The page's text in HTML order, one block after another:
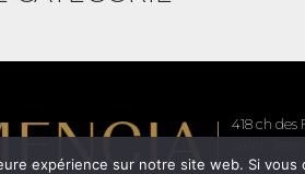
418 ch des
514 400
expérience sur notre site web. Si